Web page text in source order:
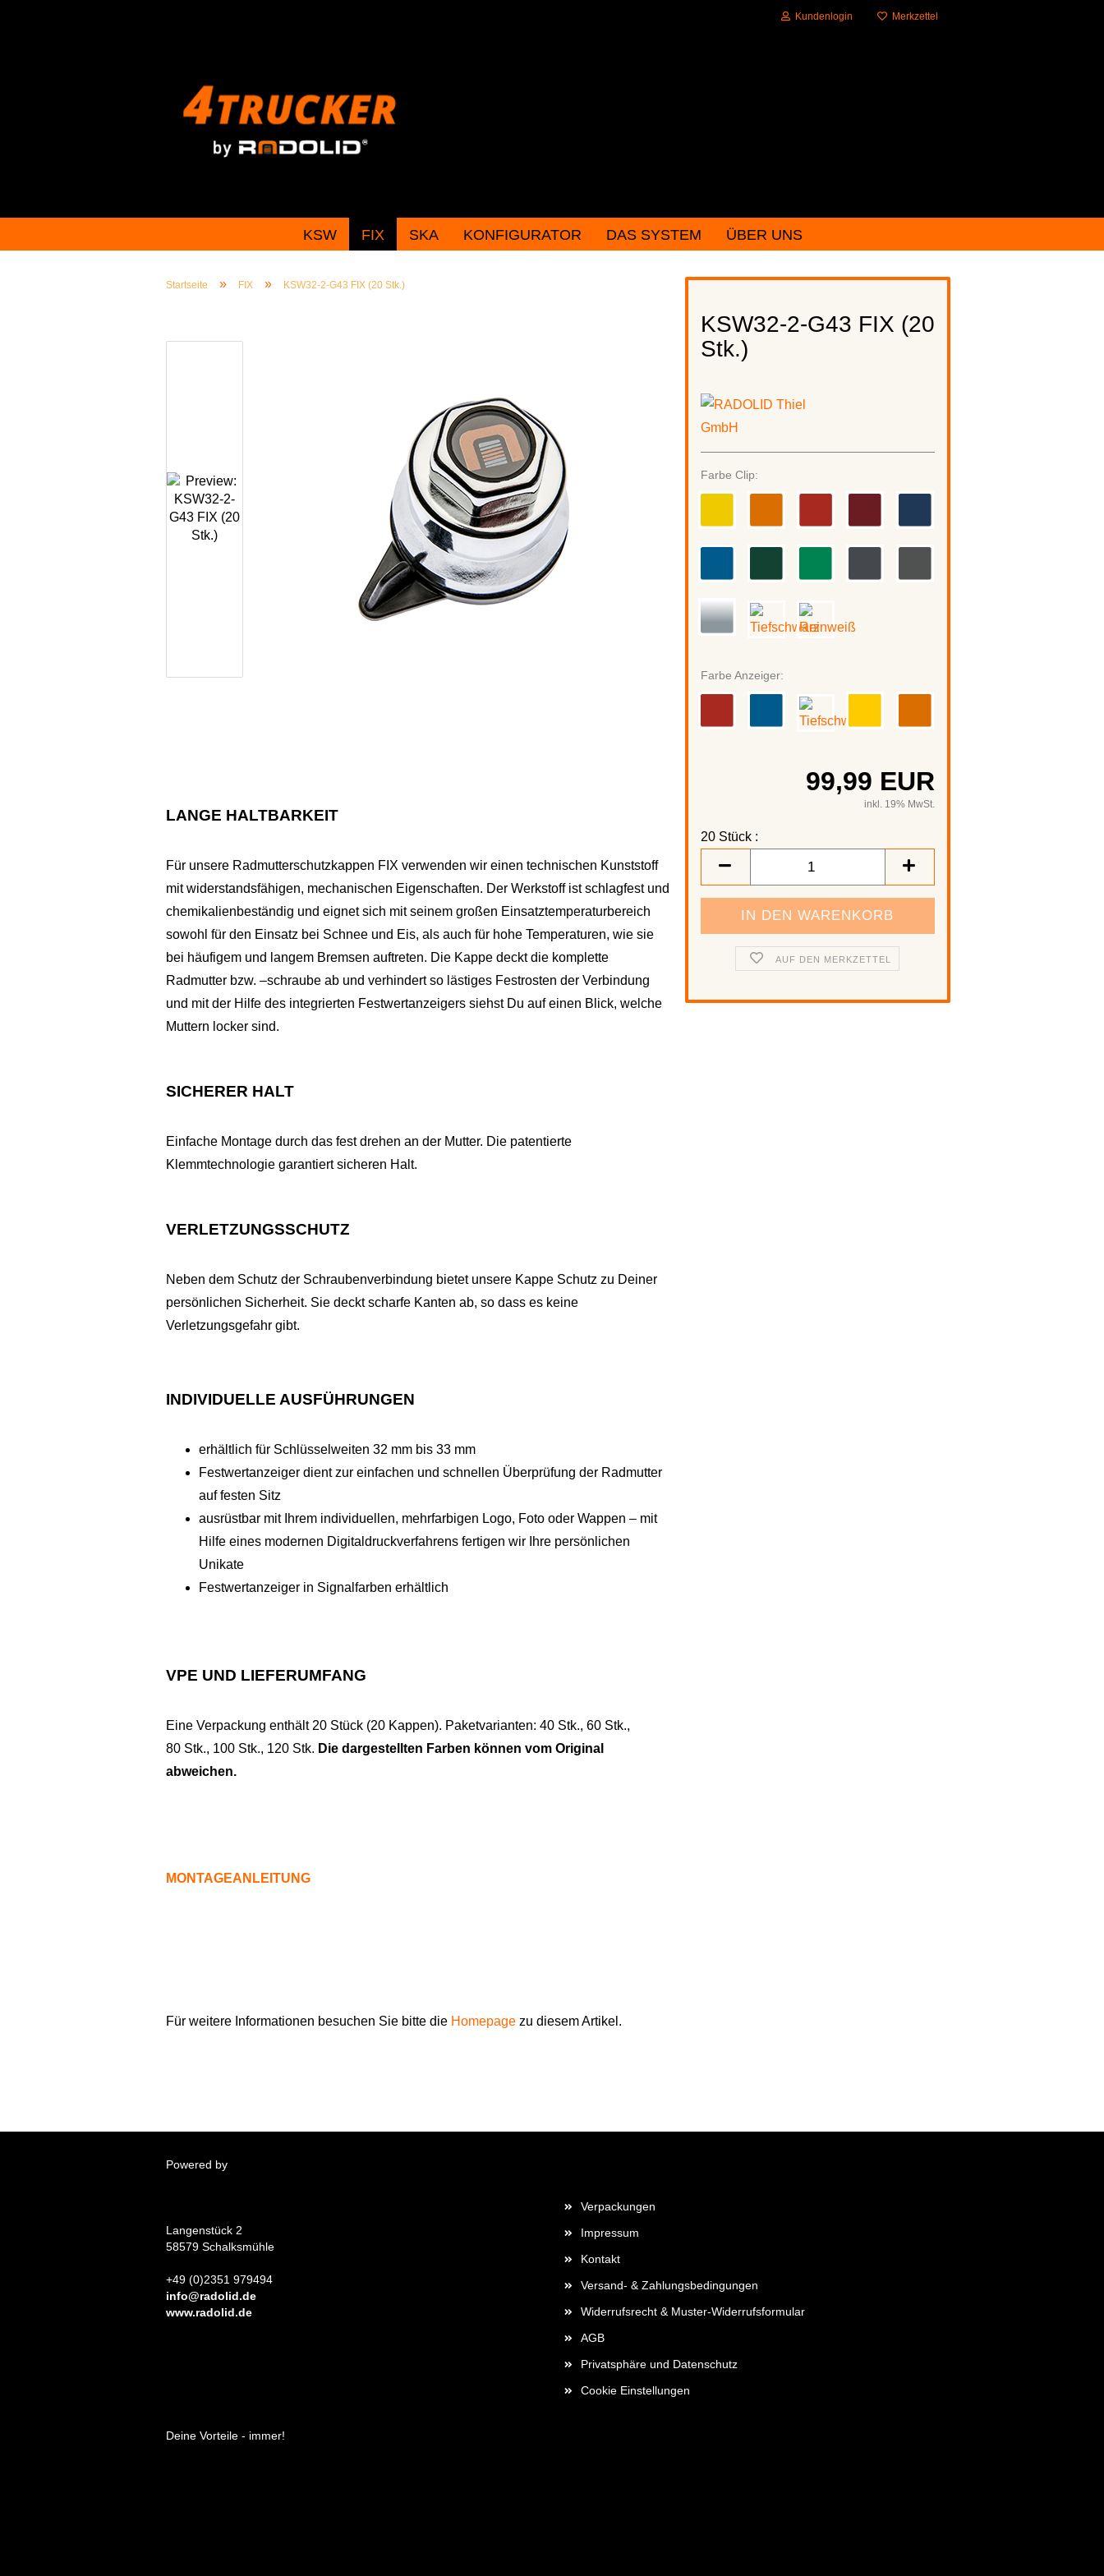
Kundenlogin Merkzettel
KSW FIX SKA KONFIGURATOR DAS SYSTEM ÜBER UNS
Startseite » FIX » KSW32-2-G43 FIX (20 Stk.)
KSW32-2-G43 FIX (20
Stk.)
Farbe Clip:
Farbe Anzeiger:
99,99 EUR
inkl. 19% MwSt.
20 Stück :
Stück
AUF DEN MERKZETTEL
LANGE HALTBARKEIT
Für unsere Radmutterschutzkappen FIX verwenden wir einen technischen Kunststoff
mit widerstandsfähigen, mechanischen Eigenschaften. Der Werkstoff ist schlagfest und
chemikalienbeständig und eignet sich mit seinem großen Einsatztemperatur­bereich
sowohl für den Einsatz bei Schnee und Eis, als auch für hohe Temperaturen, wie sie
bei häufigem und langem Bremsen auftreten. Die Kappe deckt die komplette
Radmutter bzw. –schraube ab und verhindert so lästiges Festrosten der Verbindung
und mit der Hilfe des integrierten Festwertanzeigers siehst Du auf einen Blick, welche
Muttern locker sind.
SICHERER HALT
Einfache Montage durch das fest drehen an der Mutter. Die patentierte
Klemmtechnologie garantiert sicheren Halt.
VERLETZUNGSSCHUTZ
Neben dem Schutz der Schraubenverbindung bietet unsere Kappe Schutz zu Deiner
persönlichen Sicherheit. Sie deckt scharfe Kanten ab, so dass es keine
Verletzungsgefahr gibt.
INDIVIDUELLE AUSFÜHRUNGEN
erhältlich für Schlüsselweiten 32 mm bis 33 mm
Festwertanzeiger dient zur einfachen und schnellen Überprüfung der Radmutter
auf festen Sitz
ausrüstbar mit Ihrem individuellen, mehrfarbigen Logo, Foto oder Wappen – mit
Hilfe eines modernen Digitaldruckverfahrens fertigen wir Ihre persönlichen
Unikate
Festwertanzeiger in Signalfarben erhältlich
VPE UND LIEFERUMFANG
Eine Verpackung enthält 20 Stück (20 Kappen). Paketvarianten: 40 Stk., 60 Stk.,
80 Stk., 100 Stk., 120 Stk. Die dargestellten Farben können vom Original
abweichen.
MONTAGEANLEITUNG
Für weitere Informationen besuchen Sie bitte die Homepage zu diesem Artikel.
Powered by
Langenstück 2
58579 Schalksmühle
+49 (0)2351 979494
info@radolid.de
www.radolid.de
Verpackungen
Impressum
Kontakt
Versand- & Zahlungsbedingungen
Widerrufsrecht & Muster-Widerrufsformular
AGB
Privatsphäre und Datenschutz
Cookie Einstellungen
Deine Vorteile - immer!